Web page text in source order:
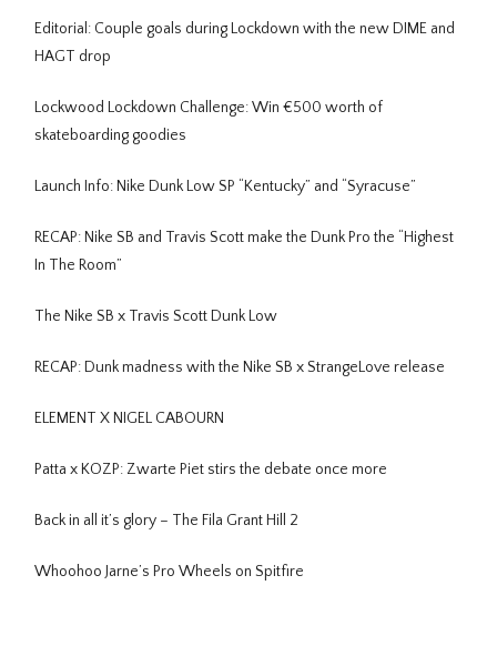
Editorial: Couple goals during Lockdown with the new DIME and
HAGT drop
Lockwood Lockdown Challenge: Win €500 worth of
skateboarding goodies
Launch Info: Nike Dunk Low SP “Kentucky” and “Syracuse”
RECAP: Nike SB and Travis Scott make the Dunk Pro the “Highest
In The Room”
The Nike SB x Travis Scott Dunk Low
RECAP: Dunk madness with the Nike SB x StrangeLove release
ELEMENT X NIGEL CABOURN
Patta x KOZP: Zwarte Piet stirs the debate once more
Back in all it’s glory – The Fila Grant Hill 2
Whoohoo Jarne’s Pro Wheels on Spitfire